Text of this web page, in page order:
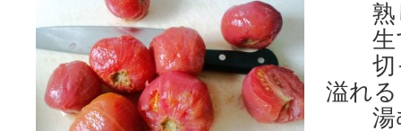
熟
生で
切っ
溢れ
湯